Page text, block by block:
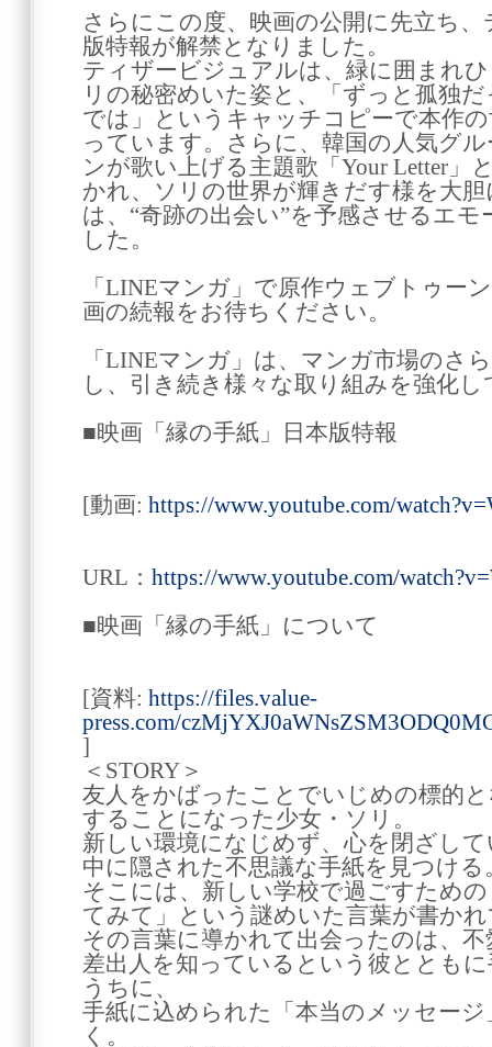
さらにこの度、映画の公開に先立ち
版特報が解禁となりました。
ティザービジュアルは、緑に囲まれ
リの秘密めいた姿と、「ずっと孤独
では」というキャッチコピーで本作
っています。さらに、韓国の人気グ
ンが歌い上げる主題歌「Your Letter」
かれ、ソリの世界が輝きだす様を大
は、“奇跡の出会い”を予感させるエ
した。
「LINEマンガ」で原作ウェブトゥー
画の続報をお待ちください。
「LINEマンガ」は、マンガ市場のさ
し、引き続き様々な取り組みを強化
■映画「縁の手紙」日本版特報
[動画: https://www.youtube.com/
URL： https://www.youtube.com/
■映画「縁の手紙」について
[資料: https://files.value-
press.com/
]
＜STORY＞
友人をかばったことでいじめの標的
することになった少女・ソリ。
新しい環境になじめず、心を閉ざし
中に隠された不思議な手紙を見つける
そこには、新しい学校で過ごすため
てみて」という謎めいた言葉が書か
その言葉に導かれて出会ったのは、
差出人を知っているという彼ととも
うちに、
手紙に込められた「本当のメッセー
く。